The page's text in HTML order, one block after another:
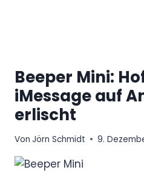
Beeper Mini:
iMessage auf
erlischt
Von Jörn Schmidt 9.